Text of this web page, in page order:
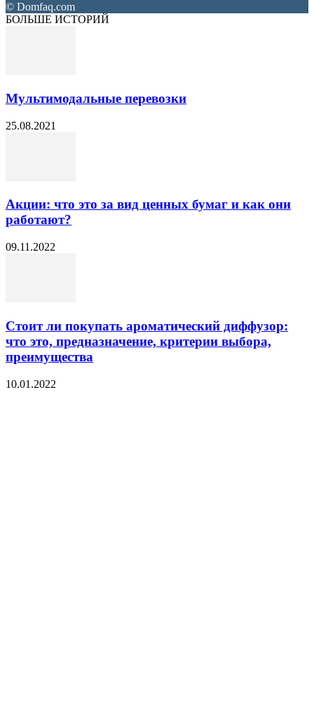
© Domfaq.com
БОЛЬШЕ ИСТОРИЙ
Мультимодальные перевозки
25.08.2021
Акции: что это за вид ценных бумаг и как они
работают?
09.11.2022
Стоит ли покупать ароматический диффузор:
что это, предназначение, критерии выбора,
преимущества
10.01.2022